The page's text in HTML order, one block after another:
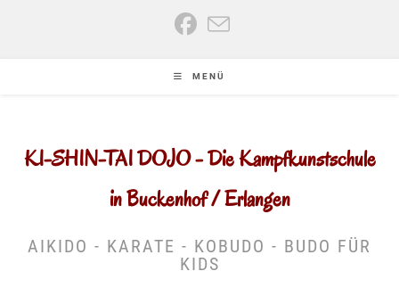
MENÜ
KI-SHIN-TAI DOJO - Die Kampfkunstschule
in Buckenhof / Erlangen
AIKIDO - KARATE - KOBUDO - BUDO FÜR
KIDS